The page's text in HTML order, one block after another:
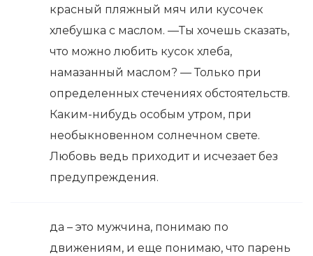
красный пляжный мяч или кусочек
хлебушка с маслом. —Ты хочешь сказать,
что можно любить кусок хлеба,
намазанный маслом? — Только при
определенных стечениях обстоятельств.
Каким-нибудь особым утром, при
необыкновенном солнечном свете.
Любовь ведь приходит и исчезает без
предупреждения.
да – это мужчина, понимаю по
движениям, и еще понимаю, что парень